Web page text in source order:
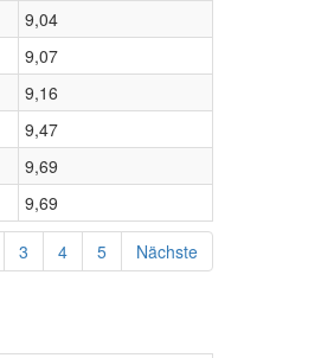
9,04
9,07
9,16
9,47
9,69
9,69
3 4 5 Nächste